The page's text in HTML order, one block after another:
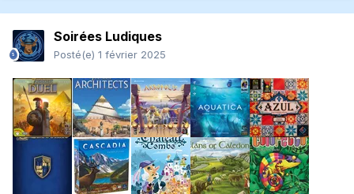
Soirées Ludiques
Posté(e) 1 février 2025